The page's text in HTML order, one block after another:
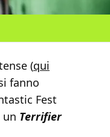
(qui
fanno
Fest
un Terrifier